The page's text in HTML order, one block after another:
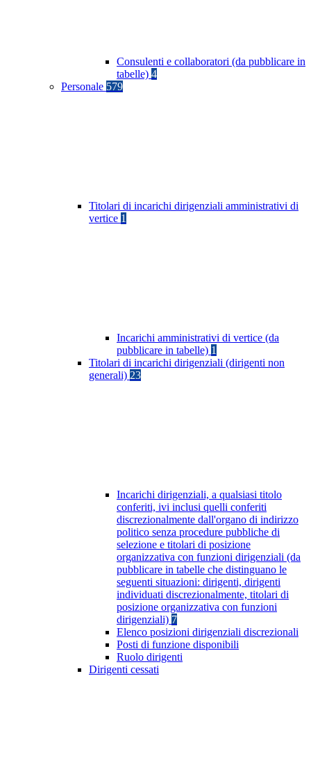
Consulenti e collaboratori (da pubblicare in
tabelle) 4
Personale 579
Titolari di incarichi dirigenziali amministrativi di
vertice 1
Incarichi amministrativi di vertice (da
pubblicare in tabelle) 1
Titolari di incarichi dirigenziali (dirigenti non
generali) 23
Incarichi dirigenziali, a qualsiasi titolo
conferiti, ivi inclusi quelli conferiti
discrezionalmente dall'organo di indirizzo
politico senza procedure pubbliche di
selezione e titolari di posizione
organizzativa con funzioni dirigenziali (da
pubblicare in tabelle che distinguano le
seguenti situazioni: dirigenti, dirigenti
individuati discrezionalmente, titolari di
posizione organizzativa con funzioni
dirigenziali) 7
Elenco posizioni dirigenziali discrezionali
Posti di funzione disponibili
Ruolo dirigenti
Dirigenti cessati